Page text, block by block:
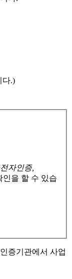
다.)
자인증,
인을 할 수 있습
증기관에서 사업